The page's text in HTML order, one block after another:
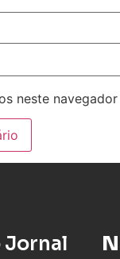
neste
Jornal